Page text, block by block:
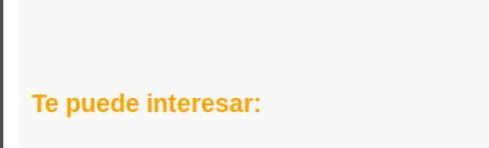
Te puede interesar: